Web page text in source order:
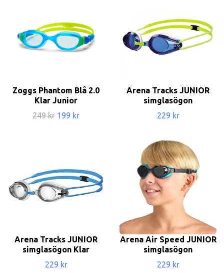
Zoggs Phantom Blå 2.0
Klar Junior
249 kr 199 kr
Arena Tracks JUNIOR
simglasögon
229 kr
Arena Tracks JUNIOR
simglasögon Klar
229 kr
Arena Air Speed JUNIOR
simglasögon
229 kr